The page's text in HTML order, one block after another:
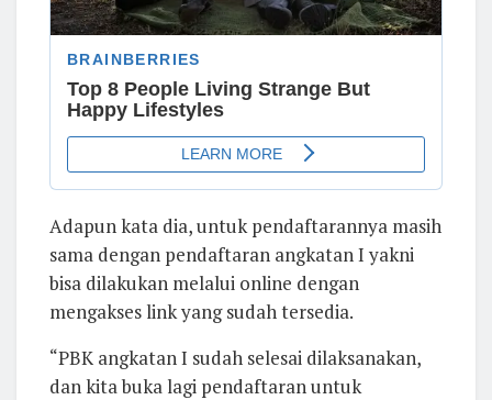
Adapun kata dia, untuk pendaftarannya masih
sama dengan pendaftaran angkatan I yakni
bisa dilakukan melalui online dengan
mengakses link yang sudah tersedia.
“PBK angkatan I sudah selesai dilaksanakan,
dan kita buka lagi pendaftaran untuk